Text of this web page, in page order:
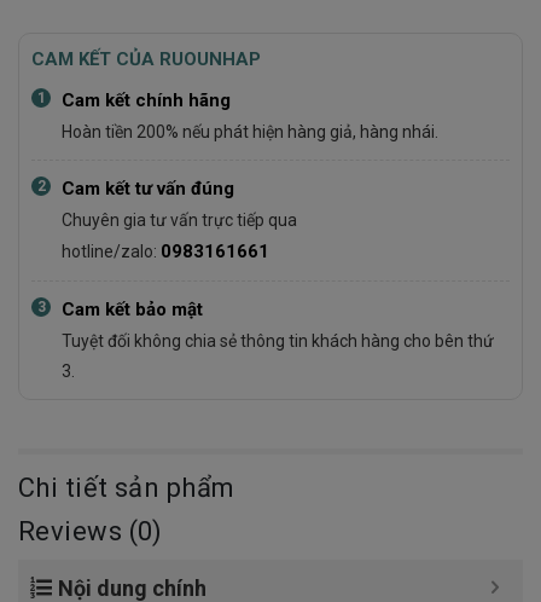
CAM KẾT CỦA RUOUNHAP
1 Cam kết chính hãng
Hoàn tiền 200% nếu phát hiện hàng giả, hàng nhái.
2 Cam kết tư vấn đúng
Chuyên gia tư vấn trực tiếp qua
hotline/zalo: 0983161661
3 Cam kết bảo mật
Tuyệt đối không chia sẻ thông tin khách hàng cho bên thứ
3.
Chi tiết sản phẩm
Reviews (0)
Nội dung chính